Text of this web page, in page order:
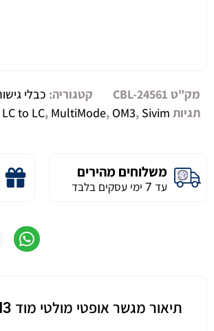
מק"ט CBL-24561 קטגוריה: כבלי
תגיות
LC to LC, MultiMode, OM3, Sivim
משלוחים מהירים
עד 7 ימי עסקים בלבד
תיאור מגשר אופטי מולטי מוד OM3 כפול LC-LC באורך 0.3 מטר